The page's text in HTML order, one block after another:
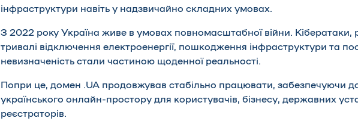
інфраструктури навіть у надзвичайно складних умовах.
З 2022 року Україна живе в умовах повномасштабної війни. Кібератаки,
тривалі відключення електроенергії, пошкодження інфраструктури та
невизначеність стали частиною щоденної реальності.
Попри це, домен .UA продовжував стабільно працювати, забезпечуючи
українського онлайн-простору для користувачів, бізнесу, державних
реєстраторів.